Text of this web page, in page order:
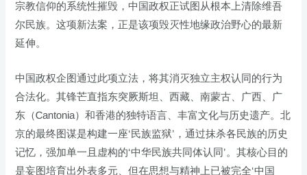
宗教信仰的系统性摧毁，中国政权正试图从根本上清除维吾
尔民族。这项新法案，正是该项毁灭性地缘政治野心的最新
延伸。
中国政权企图通过此项立法，将其消灭独立主权认同的行为
合法化。其锋芒直指东突厥斯坦、西藏、南蒙古、广西、广
东（Cantonia）和香港的独特语言、丰富文化与历史遗产。北
京的最终图谋是构建一座‘民族监狱’，通过抹杀各民族的历史
记忆，强加单一且虚构的‘中华民族共同体认同’。其核心目的
是妄图培育出外表多元、但在思想与精神上已被完全‘中国